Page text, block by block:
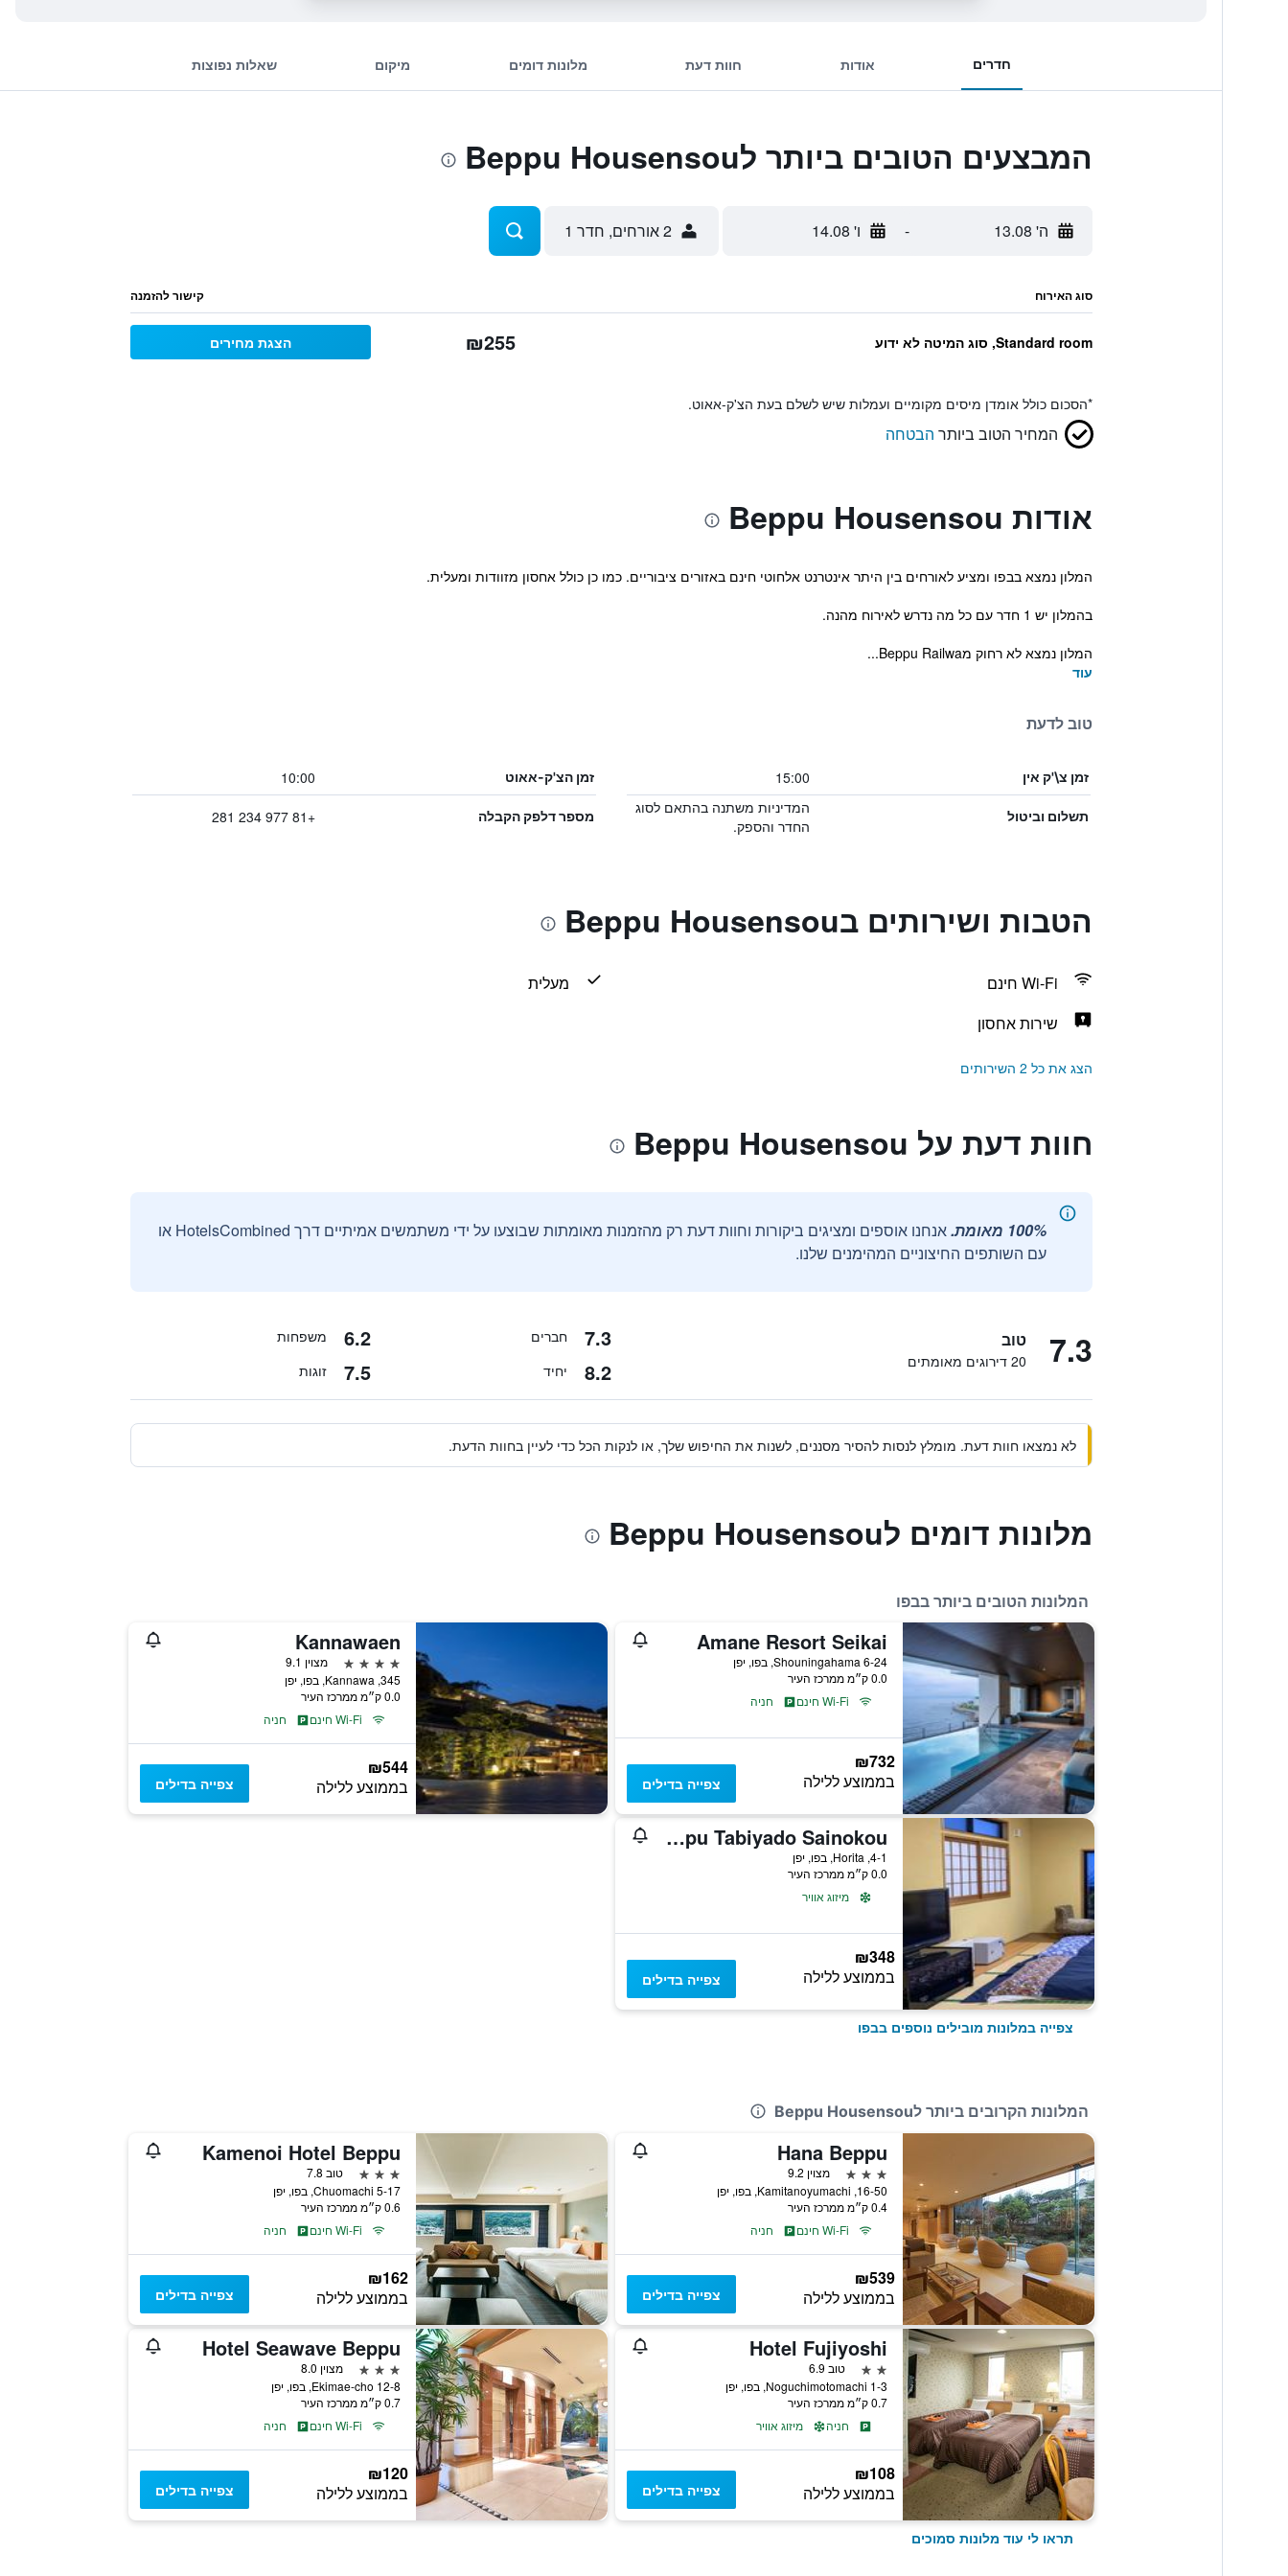
חדרים אודות חוות דעת מלונות דומים מיקום שאלות נפוצות
המבצעים הטובים ביותר לBeppu Housensou
ה' 13.08 - ו' 14.08 2 אורחים, חדר 1
סוג האירוח קישור להזמנה
Standard room, סוג המיטה לא ידוע ₪255 הצגת מחירים
*הסכום כולל אומדן מיסים מקומיים ועמלות שיש לשלם בעת הצ'ק-אאוט.
המחיר הטוב ביותר הבטחה
אודות Beppu Housensou
המלון נמצא בבפו ומציע לאורחים בין היתר אינטרנט אלחוטי חינם באזורים ציבוריים. כמו כן כולל אחסון מזוודות ומעלית.
בהמלון יש 1 חדר עם כל מה נדרש לאירוח מהנה.
המלון נמצא לא רחוק מBeppu Railwa...
עוד
טוב לדעת
זמן צ\'ק אין 15:00 זמן הצ'ק-אאוט 10:00
תשלום וביטול
המדיניות משתנה בהתאם לסוג
החדר והספק.
מספר דלפק הקבלה +81 977 234 281
הטבות ושירותים בBeppu Housensou
Wi-Fi חינם
מעלית
שירות אחסון
הצג את כל 2 השירותים
חוות דעת על Beppu Housensou
100% מאומת.
אנחנו אוספים ומציגים ביקורות וחוות דעת רק מהזמנות מאומתות שבוצעו על ידי משתמשים אמיתיים דרך HotelsCombined או
עם השותפים החיצוניים המהימנים שלנו.
7.3 טוב
20 דירוגים מאומתים
7.3 חברים 6.2 משפחות
8.2 יחיד 7.5 זוגות
לא נמצאו חוות דעת. מומלץ לנסות להסיר מסננים, לשנות את החיפוש שלך, או לנקות הכל כדי לעיין בחוות הדעת.
מלונות דומים לBeppu Housensou
המלונות הטובים ביותר בבפו
Amane Resort Seikai
6-24 Shouningahama, בפו, יפן
0.0 ק״מ ממרכז העיר
Wi-Fi חינם
חניה
₪732
בממוצע ללילה צפייה בדילים
Kannawaen
4 כוכבים
מצוין 9.1
345, Kannawa, בפו, יפן
0.0 ק״מ ממרכז העיר
Wi-Fi חינם
חניה
₪544
בממוצע ללילה צפייה בדילים
Beppu Tabiyado Sainokou
4-1, Horita, בפו, יפן
0.0 ק״מ ממרכז העיר
מיזוג אוויר
₪348
בממוצע ללילה צפייה בדילים
צפייה במלונות מובילים נוספים בבפו
המלונות הקרובים ביותר לBeppu Housensou
Hana Beppu
3 כוכבים
מצוין 9.2
16-50, Kamitanoyumachi, בפו, יפן
0.4 ק״מ ממרכז העיר
Wi-Fi חינם
חניה
₪539
בממוצע ללילה צפייה בדילים
Kamenoi Hotel Beppu
3 כוכבים
טוב 7.8
5-17 Chuomachi, בפו, יפן
0.6 ק״מ ממרכז העיר
Wi-Fi חינם
חניה
₪162
בממוצע ללילה צפייה בדילים
Hotel Fujiyoshi
2 כוכבים
טוב 6.9
1-3 Noguchimotomachi, בפו, יפן
0.7 ק״מ ממרכז העיר
חניה
מיזוג אוויר
₪108
בממוצע ללילה צפייה בדילים
Hotel Seawave Beppu
3 כוכבים
מצוין 8.0
12-8 Ekimae-cho, בפו, יפן
0.7 ק״מ ממרכז העיר
Wi-Fi חינם
חניה
₪120
בממוצע ללילה צפייה בדילים
תראו לי עוד מלונות סמוכים